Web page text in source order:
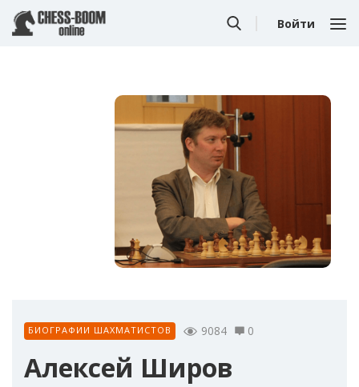
Войти
БИОГРАФИИ ШАХМАТИСТОВ 9084 0
Алексей Широв